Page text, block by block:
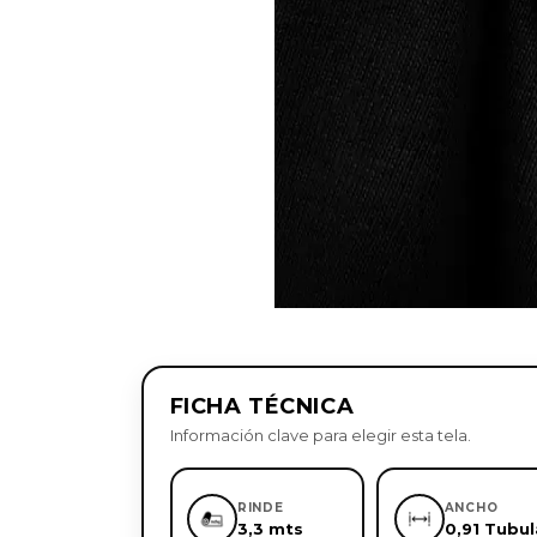
FICHA TÉCNICA
Información clave para elegir esta tela.
RINDE
3,3 mts
ANCHO
0,91